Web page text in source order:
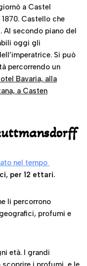
a Castel
Castello che
secondo piano del
oggi gli
Si può
percorrendo un
Bavaria, alla
a Casten
nel tempo
per 12 ettari.
li percorrono
profumi e
età. I grandi